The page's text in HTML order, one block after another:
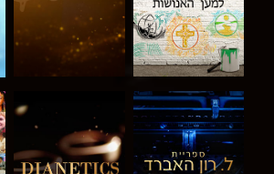
בדוק את הסדרה בדוק את הסדרה